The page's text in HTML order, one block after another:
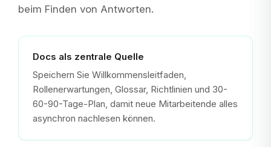
beim Finden von Antworten.
Docs als zentrale Quelle
Speichern Sie Willkommensleitfaden,
Rollenerwartungen, Glossar, Richtlinien und 30-
60-90-Tage-Plan, damit neue Mitarbeitende alles
asynchron nachlesen können.